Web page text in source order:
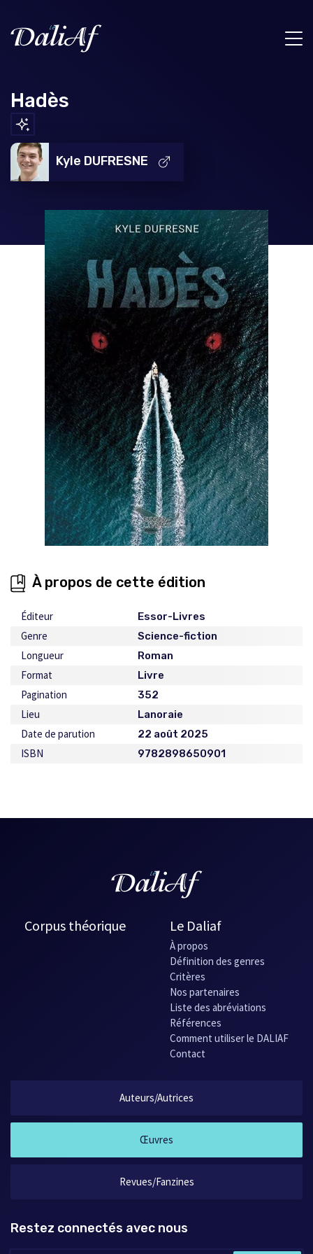
Hadès
Kyle DUFRESNE
À propos de cette édition
Éditeur Essor-Livres
Genre Science-fiction
Longueur Roman
Format Livre
Pagination 352
Lieu Lanoraie
Date de parution 22 août 2025
ISBN 9782898650901
Corpus théorique Le Daliaf
À propos
Définition des genres
Critères
Nos partenaires
Liste des abréviations
Références
Comment utiliser le DALIAF
Contact
Auteurs/Autrices
Œuvres
Revues/Fanzines
Restez connectés avec nous